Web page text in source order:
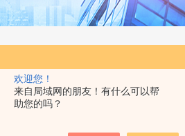
欢迎您！
来自局域网的朋友！有什么可以帮
助您的吗？